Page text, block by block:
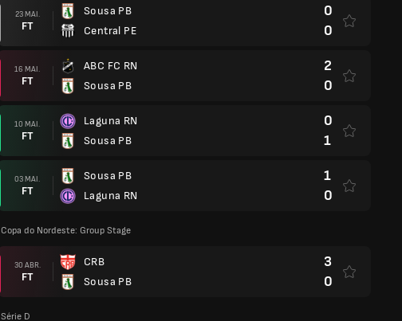
23 MAI.
FT
Sousa PB
Central PE
0
0
16 MAI.
FT
ABC FC RN
Sousa PB
2
0
10 MAI.
FT
Laguna RN
Sousa PB
0
1
03 MAI.
FT
Sousa PB
Laguna RN
1
0
Copa do Nordeste: Group Stage
30 ABR.
FT
CRB
Sousa PB
3
0
Série D